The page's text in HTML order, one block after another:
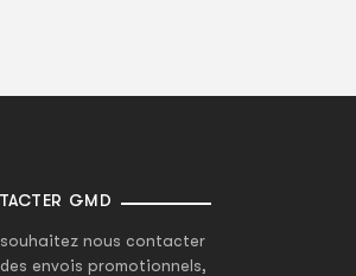
GMD
souhaitez nous contacter
envois promotionnels,